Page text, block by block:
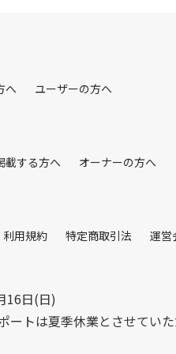
へ ユーザーの方へ
載する方へ オーナーの方へ
利用規約 特定商取引法 運営
16日(日)
トは夏季休業とさせていた